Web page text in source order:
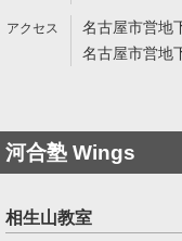
名古屋市営地
名古屋市営地
河合塾 Wings
相生山教室